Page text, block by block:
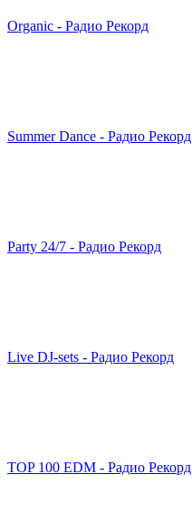
Organic - Радио Рекорд
Summer Dance - Радио Рекорд
Party 24/7 - Радио Рекорд
Live DJ-sets - Радио Рекорд
TOP 100 EDM - Радио Рекорд